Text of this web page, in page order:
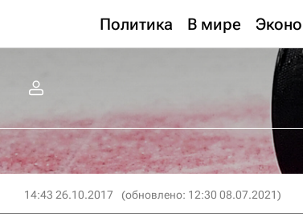
Политика В мире
14:43 26.10.2017 (обновлено: 12:30 08.07.2021)